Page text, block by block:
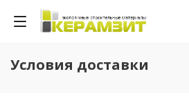
Условия доставки